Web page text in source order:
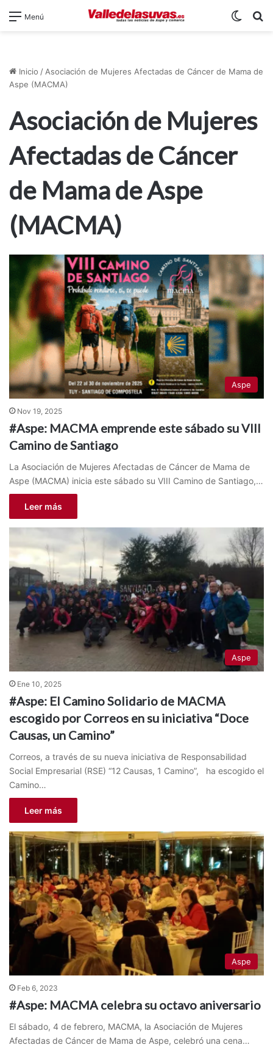
Menú
Inicio / Asociación de Mujeres Afectadas de Cáncer de Mama de
Aspe (MACMA)
Asociación de Mujeres
Afectadas de Cáncer
de Mama de Aspe
(MACMA)
Aspe
Nov 19, 2025
#Aspe: MACMA emprende este sábado su VIII
Camino de Santiago
La Asociación de Mujeres Afectadas de Cáncer de Mama de
Aspe (MACMA) inicia este sábado su VIII Camino de Santiago,…
Leer más
Aspe
Ene 10, 2025
#Aspe: El Camino Solidario de MACMA
escogido por Correos en su iniciativa “Doce
Causas, un Camino”
Correos, a través de su nueva iniciativa de Responsabilidad
Social Empresarial (RSE) “12 Causas, 1 Camino”, ha escogido el
Camino…
Leer más
Aspe
Feb 6, 2023
#Aspe: MACMA celebra su octavo aniversario
El sábado, 4 de febrero, MACMA, la Asociación de Mujeres
Afectadas de Cáncer de Mama de Aspe, celebró una cena…